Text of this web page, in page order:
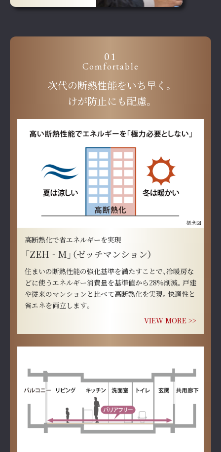
01
Comfortable
次代の断熱性能をいち早く。
けが防止にも配慮。
概念図
高断熱化で省エネルギーを実現
「ZEH‐M」（ゼッチマンション）
住まいの断熱性能の強化基準を満たすことで、冷暖房な
どに使うエネルギー消費量を基準値から28%削減。戸建
や従来のマンションと比べて高断熱化を実現。快適性と
省エネを両立します。
VIEW MORE >>